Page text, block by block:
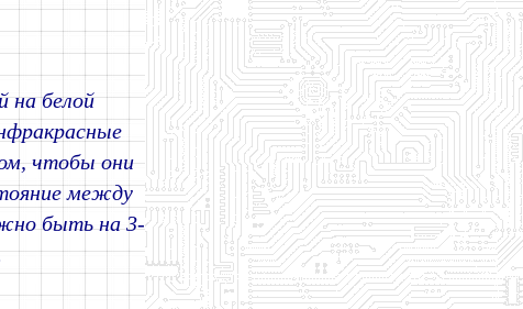
на белой
чтобы они
между
быть на 3-